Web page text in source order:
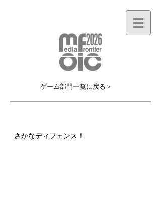
ゲーム部門一覧に戻る＞
さかなディフェンス！